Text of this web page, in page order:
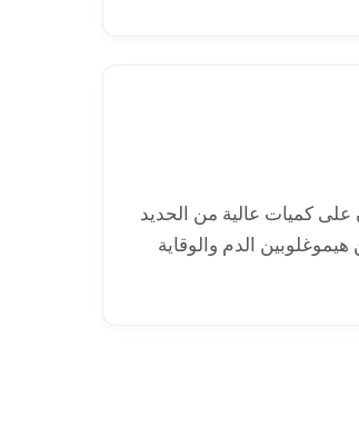
على كميات عالية من الحديد
الدم والوقاية